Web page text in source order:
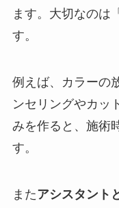
ます。大切なのは「
す。
例えば、カラーの
ンセリングやカッ
みを作ると、施術
す。
またアシスタント